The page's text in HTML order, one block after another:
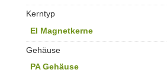
Kerntyp
EI Magnetkerne
Gehäuse
PA Gehäuse